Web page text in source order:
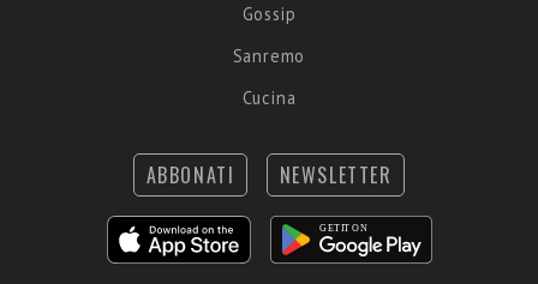
Gossip
Sanremo
Cucina
ABBONATI NEWSLETTER